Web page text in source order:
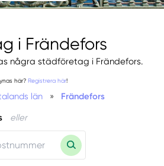
i Frändefors
några städföretag i Frändefors.
här? Registrera här!
län » Frändefors
eller